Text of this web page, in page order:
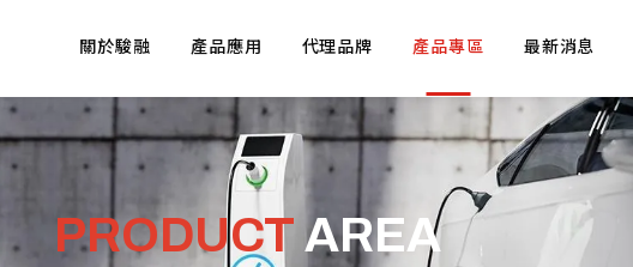
關於駿融 產品應用 代理品牌 產品專區 最新消息
PRODUCT AREA